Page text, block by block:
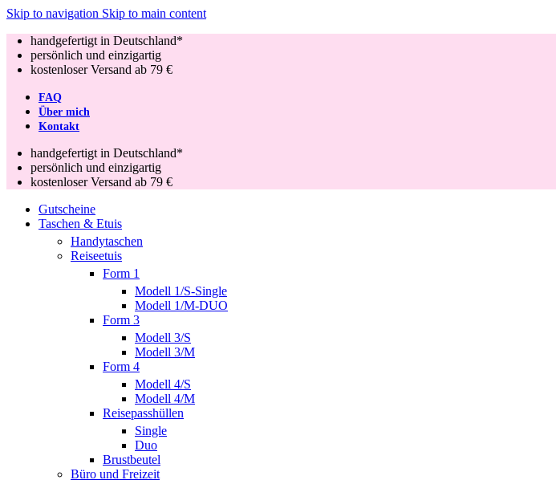
Skip to navigation Skip to main content
handgefertigt in Deutschland*
persönlich und einzigartig
kostenloser Versand ab 79 €
FAQ
Über mich
Kontakt
handgefertigt in Deutschland*
persönlich und einzigartig
kostenloser Versand ab 79 €
Gutscheine
Taschen & Etuis
Handytaschen
Reiseetuis
Form 1
Modell 1/S-Single
Modell 1/M-DUO
Form 3
Modell 3/S
Modell 3/M
Form 4
Modell 4/S
Modell 4/M
Reisepasshüllen
Single
Duo
Brustbeutel
Büro und Freizeit